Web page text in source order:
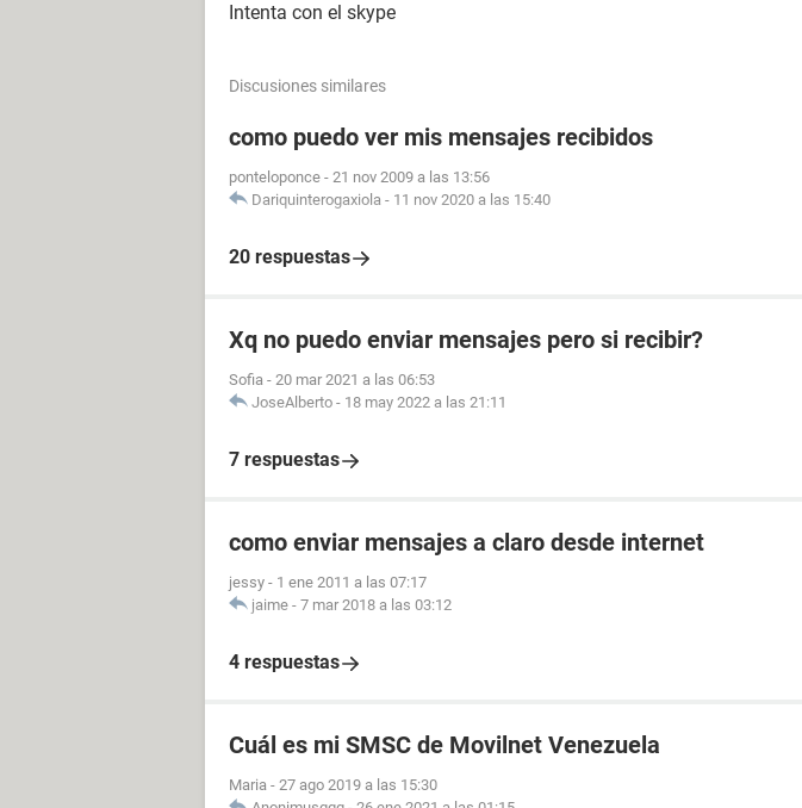
Intenta con el skype
Discusiones similares
como puedo ver mis mensajes recibidos
ponteloponce - 21 nov 2009 a las 13:56
Dariquinterogaxiola - 11 nov 2020 a las 15:40
20 respuestas
Xq no puedo enviar mensajes pero si recibir?
Sofia - 20 mar 2021 a las 06:53
JoseAlberto - 18 may 2022 a las 21:11
7 respuestas
como enviar mensajes a claro desde internet
jessy - 1 ene 2011 a las 07:17
jaime - 7 mar 2018 a las 03:12
4 respuestas
Cuál es mi SMSC de Movilnet Venezuela
Maria - 27 ago 2019 a las 15:30